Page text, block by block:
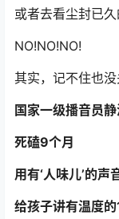
或者去看尘封已
NO!NO!NO!
其实，记不住也没
国家一级播音员
死磕9个月
用有‘人味儿’的声
给孩子讲有温度